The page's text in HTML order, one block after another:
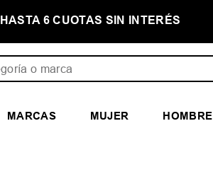
HASTA 6 CUOTAS SIN INTERÉS
MARCAS MUJER HOMBRE